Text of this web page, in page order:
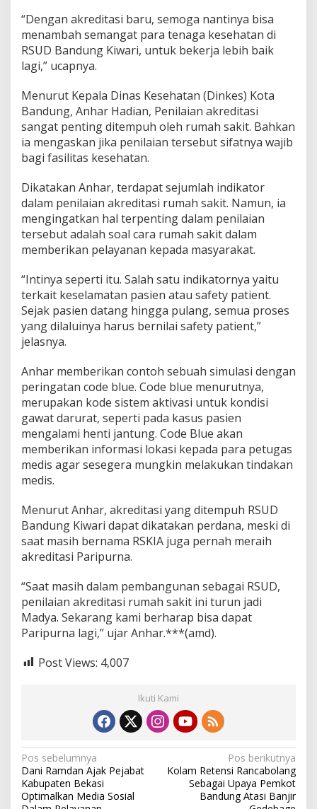
n
a
“Dengan akreditasi baru, semoga nantinya bisa
menambah semangat para tenaga kesehatan di
RSUD Bandung Kiwari, untuk bekerja lebih baik
lagi,” ucapnya.
Menurut Kepala Dinas Kesehatan (Dinkes) Kota
Bandung, Anhar Hadian, Penilaian akreditasi
sangat penting ditempuh oleh rumah sakit. Bahkan
ia mengaskan jika penilaian tersebut sifatnya wajib
bagi fasilitas kesehatan.
Dikatakan Anhar, terdapat sejumlah indikator
dalam penilaian akreditasi rumah sakit. Namun, ia
mengingatkan hal terpenting dalam penilaian
tersebut adalah soal cara rumah sakit dalam
memberikan pelayanan kepada masyarakat.
“Intinya seperti itu. Salah satu indikatornya yaitu
terkait keselamatan pasien atau safety patient.
Sejak pasien datang hingga pulang, semua proses
yang dilaluinya harus bernilai safety patient,”
jelasnya.
Anhar memberikan contoh sebuah simulasi dengan
peringatan code blue. Code blue menurutnya,
merupakan kode sistem aktivasi untuk kondisi
gawat darurat, seperti pada kasus pasien
mengalami henti jantung. Code Blue akan
memberikan informasi lokasi kepada para petugas
medis agar sesegera mungkin melakukan tindakan
medis.
Menurut Anhar, akreditasi yang ditempuh RSUD
Bandung Kiwari dapat dikatakan perdana, meski di
saat masih bernama RSKIA juga pernah meraih
akreditasi Paripurna.
“Saat masih dalam pembangunan sebagai RSUD,
penilaian akreditasi rumah sakit ini turun jadi
Madya. Sekarang kami berharap bisa dapat
Paripurna lagi,” ujar Anhar.***(amd).
Post Views: 4,007
Ikuti Kami
N
a
v
Pos sebelumnya
Dani Ramdan Ajak Pejabat
Kabupaten Bekasi
Optimalkan Media Sosial
Pos berikutnya
Kolam Retensi Rancabolang
Sebagai Upaya Pemkot
Bandung Atasi Banjir